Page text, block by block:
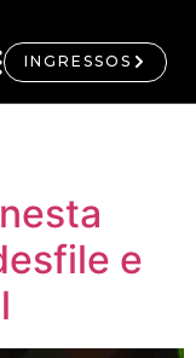
INGRESSOS
e